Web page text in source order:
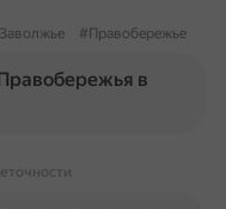
#Правобережье
в